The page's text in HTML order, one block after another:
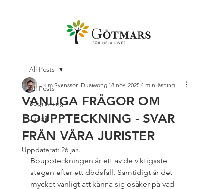
All Posts
Begravning
Juridik
All Posts
VANLIGA FRÅGOR OM
BOUPPTECKNING - SVAR
FRÅN VÅRA JURISTER
Kim Svensson-Duaiwong 18 nov. 2025 4 min läsning
Uppdaterat: 26 jan.
Bouppteckningen är ett av de viktigaste
stegen efter ett dödsfall. Samtidigt är det
mycket vanligt att känna sig osäker på vad